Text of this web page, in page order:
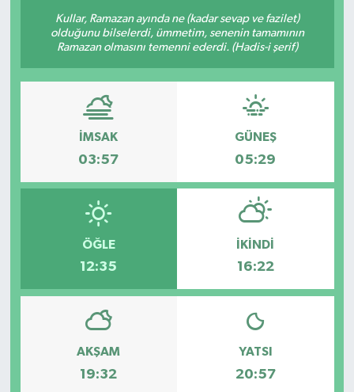
Kullar, Ramazan ayında ne (kadar sevap ve fazilet)
olduğunu bilselerdi, ümmetim, senenin tamamının
Ramazan olmasını temenni ederdi. (Hadis-i şerif)
İMSAK
03:57
GÜNEŞ
05:29
ÖĞLE
12:35
İKINDI
16:22
AKŞAM
19:32
YATSI
20:57